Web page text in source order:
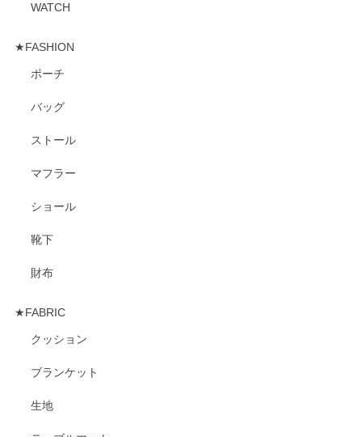
WATCH
★FASHION
ポーチ
バッグ
ストール
マフラー
ショール
靴下
財布
★FABRIC
クッション
ブランケット
生地